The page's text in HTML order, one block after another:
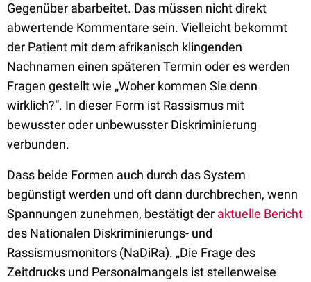
Gegenüber abarbeitet. Das müssen nicht direkt
abwertende Kommentare sein. Vielleicht bekommt
der Patient mit dem afrikanisch klingenden
Nachnamen einen späteren Termin oder es werden
Fragen gestellt wie „Woher kommen Sie denn
wirklich?“. In dieser Form ist Rassismus mit
bewusster oder unbewusster Diskriminierung
verbunden.
Dass beide Formen auch durch das System
begünstigt werden und oft dann durchbrechen, wenn
Spannungen zunehmen, bestätigt der aktuelle Bericht
des Nationalen Diskriminierungs- und
Rassismusmonitors (NaDiRa). „Die Frage des
Zeitdrucks und Personalmangels ist stellenweise